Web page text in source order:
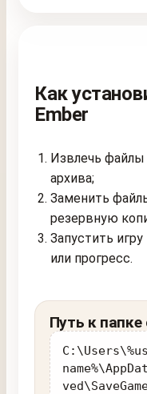
Как
Ember
Извлечь файлы
архива;
Заменить
резервную
Запустить
или прогресс.
Путь к